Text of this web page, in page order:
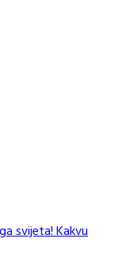
svijeta! Kakvu